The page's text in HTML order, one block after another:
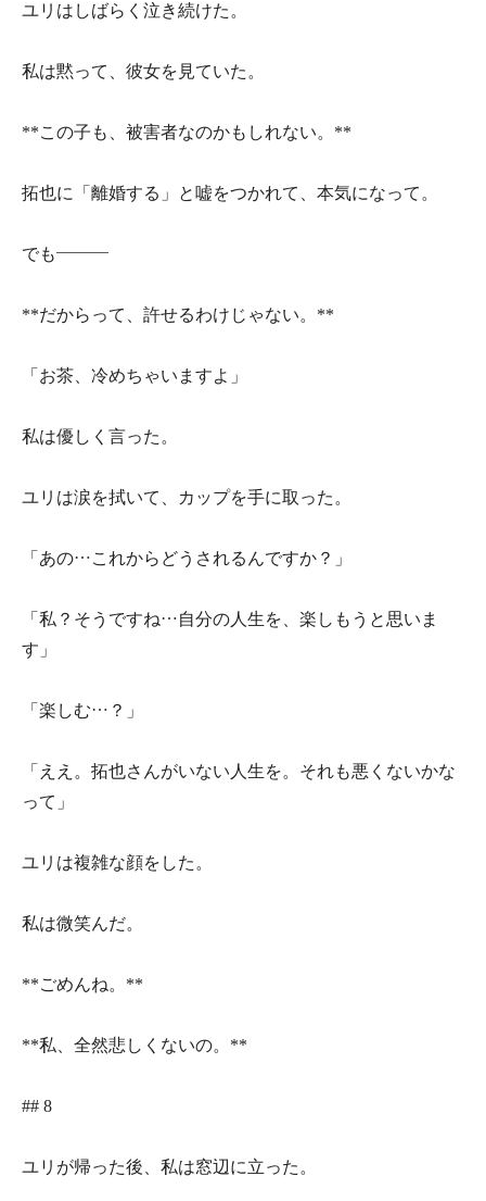
ユリはしばらく泣き続けた。
私は黙って、彼女を見ていた。
**この子も、被害者なのかもしれない。**
拓也に「離婚する」と嘘をつかれて、本気になって。
でも———
**だからって、許せるわけじゃない。**
「お茶、冷めちゃいますよ」
私は優しく言った。
ユリは涙を拭いて、カップを手に取った。
「あの…これからどうされるんですか？」
「私？そうですね…自分の人生を、楽しもうと思いま
す」
「楽しむ…？」
「ええ。拓也さんがいない人生を。それも悪くないかな
って」
ユリは複雑な顔をした。
私は微笑んだ。
**ごめんね。**
**私、全然悲しくないの。**
## 8
ユリが帰った後、私は窓辺に立った。